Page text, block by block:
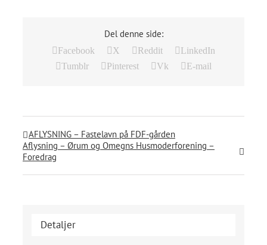
Del denne side:
Facebook X Reddit
LinkedIn
Tumblr
Pinterest Vk E-mail
AFLYSNING – Fastelavn på FDF-gården
Aflysning – Ørum og Omegns Husmoderforening –
Foredrag
Detaljer